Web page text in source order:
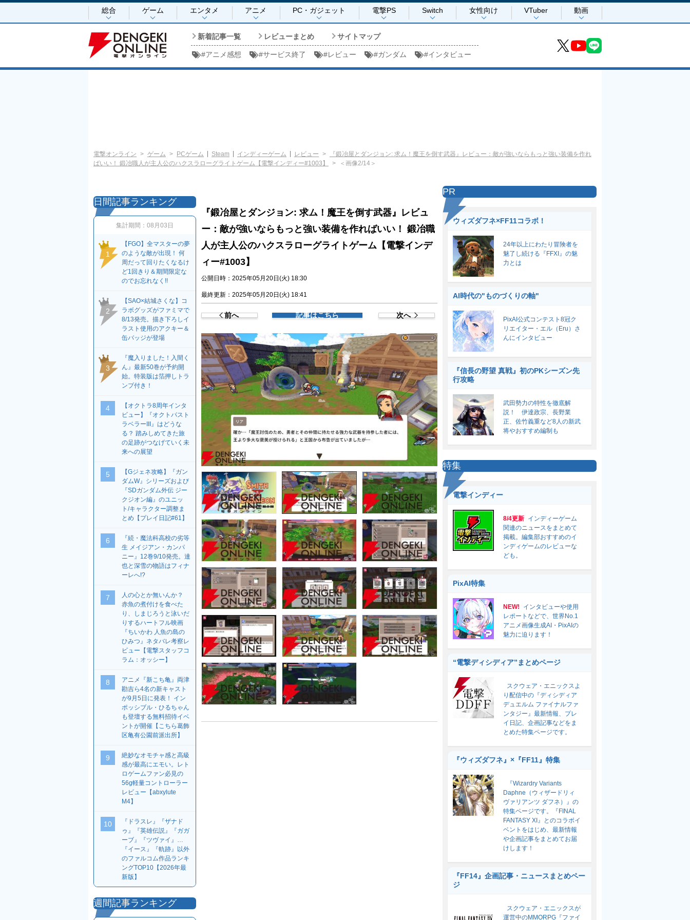
総合 ゲーム エンタメ アニメ PC・ガジェット 電撃PS Switch 女性向け VTuber 動画
新着記事一覧 レビューまとめ サイトマップ
#アニメ感想 #サービス終了 #レビュー #ガンダム #インタビュー
電撃オンライン ゲーム PCゲーム Steam インディーゲーム レビュー
『鍛冶屋とダンジョン: 求ム！魔王を倒す武器』レビュー：敵が強いならもっと強い装備を作れ
ばいい！ 鍛冶職人が主人公のハクスラローグライトゲーム【電撃インディー#1003】
＜画像2/14＞
『鍛冶屋とダンジョン: 求ム！魔王を倒す武器』レビュ
ー：敵が強いならもっと強い装備を作ればいい！ 鍛冶職
人が主人公のハクスラローグライトゲーム【電撃インデ
ィー#1003】
公開日時：2025年05月20日(火) 18:30
最終更新：2025年05月20日(火) 18:41
前へ 記事はこちら 次へ
日間記事ランキング
集計期間： 08月03日
1
【FGO】全マスターの夢
のような敵が出現！ 何
周だって回りたくなるけ
ど1回きり＆期間限定な
のでお忘れなく!!
2
【SAO×結城さくな】コ
ラボグッズがファミマで
8/13発売。描き下ろしイ
ラスト使用のアクキー＆
缶バッジが登場
3
『魔入りました！入間く
ん』最新50巻が予約開
始。特装版は箔押しトラ
ンプ付き！
4
【オクトラ8周年インタ
ビュー】『オクトパスト
ラベラーIII』はどうな
る？ 踏みしめてきた旅
の足跡がつなげていく未
来への展望
5
【Gジェネ攻略】『ガン
ダムW』シリーズおよび
『SDガンダム外伝 ジー
クジオン編』のユニッ
ト/キャラクター調整ま
とめ【プレイ日記#61】
6
『続・魔法科高校の劣等
生 メイジアン・カンパ
ニー』12巻9/10発売。達
也と深雪の物語はフィナ
ーレへ!?
7
人の心とか無いんか？
赤魚の煮付けを食べた
り、しまじろうと泳いだ
りするハートフル映画
『ちいかわ 人魚の島の
ひみつ』ネタバレ考察レ
ビュー【電撃スタッフコ
ラム：オッシー】
8
アニメ『新こち亀』両津
勘吉ら4名の新キャスト
が9月5日に発表！ イン
ポッシブル・ひるちゃん
も登壇する無料招待イベ
ントが開催【こちら葛飾
区亀有公園前派出所】
9
絶妙なオモチャ感と高級
感が最高にエモい。レト
ロゲームファン必見の
56g軽量コントローラー
レビュー【abxylute
M4】
10
『ドラスレ』『ザナド
ゥ』『英雄伝説』『ガガ
ーブ』『ツヴァイ』…
『イース』『軌跡』以外
のファルコム作品ランキ
ングTOP10【2026年最
新版】
週間記事ランキング
PR
ウィズダフネ×FF11コラボ！
24年以上にわたり冒険者を
魅了し続ける『FFXI』の魅
力とは
AI時代の"ものづくりの軸"
PixAI公式コンテスト8冠ク
リエイター・エル（Eru）さ
んにインタビュー
『信長の野望 真戦』初のPKシーズン先
行攻略
武田勢力の特性を徹底解
説！ 伊達政宗、長野業
正、佐竹義重など8人の新武
将やおすすめ編制も
特集
電撃インディー
8/4更新 インディーゲーム
関連のニュースをまとめて
掲載。編集部おすすめのイ
ンディゲームのレビューな
ども。
PixAI特集
NEW!
インタビューや使用
レポートなどで、世界No.1
アニメ画像生成AI・PixAIの
魅力に迫ります！
“電撃ディシディア”まとめページ
スクウェア・エニックスよ
り配信中の『ディシディア
デュエルム ファイナルファ
ンタジー』最新情報、プレ
イ日記、企画記事などをま
とめた特集ページです。
『ウィズダフネ』×『FF11』特集
『Wizardry Variants
Daphne（ウィザードリィ
ヴァリアンツ ダフネ）』の
特集ページです。『FINAL
FANTASY XI』とのコラボイ
ベントをはじめ、最新情報
や企画記事をまとめてお届
けします！
『FF14』企画記事・ニュースまとめペー
ジ
スクウェア・エニックスが
運営中のMMORPG『ファイ